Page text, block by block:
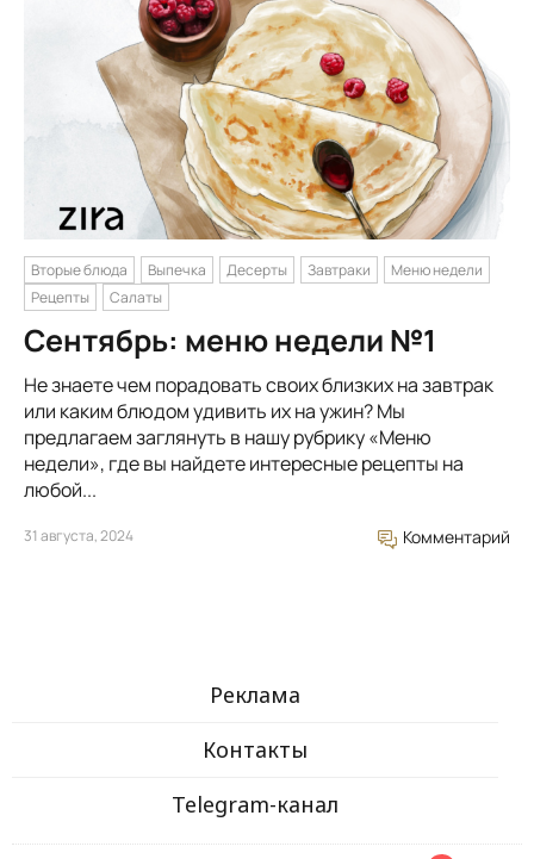
Вторые блюда Выпечка Десерты Завтраки
Меню недели
Рецепты
Салаты
Сентябрь: меню недели №1
Не знаете чем порадовать своих близких на завтрак
или каким блюдом удивить их на ужин? Мы
предлагаем заглянуть в нашу рубрику «Меню
недели», где вы найдете интересные рецепты на
любой...
31 августа, 2024 Комментарий
Реклама
Контакты
Telegram-канал